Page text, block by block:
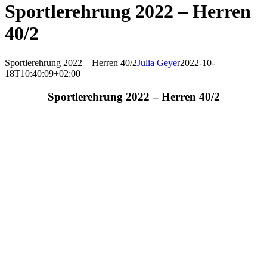
Sportlerehrung 2022 – Herren
40/2
Sportlerehrung 2022 – Herren 40/2Julia Geyer2022-10-
18T10:40:09+02:00
Sportlerehrung 2022 – Herren 40/2